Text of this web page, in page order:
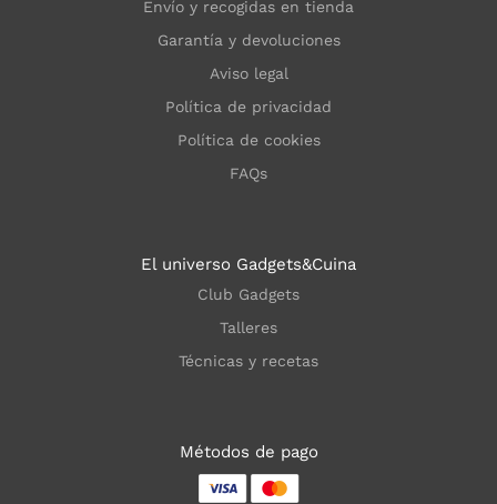
Envío y recogidas en tienda
Garantía y devoluciones
Aviso legal
Política de privacidad
Política de cookies
FAQs
El universo Gadgets&Cuina
Club Gadgets
Talleres
Técnicas y recetas
Métodos de pago